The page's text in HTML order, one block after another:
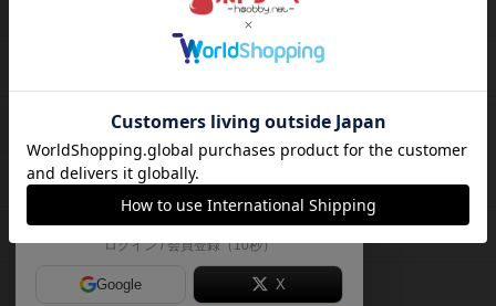
自分のデータを管理しませんか？
がボドゲーマを利用中！
気になるゲームのレビューを読む
お気に入り作品・所有リストの共
有
ログイン / 会員登録（10秒）
Google X
ボードゲームを検索する
ボードゲームの新着レビュー
ボードゲーム会情報
メカニクス特集
ボドとも・会員一覧